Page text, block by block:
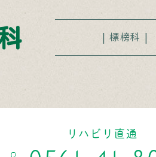
| 標榜科 |
リハビリ直通